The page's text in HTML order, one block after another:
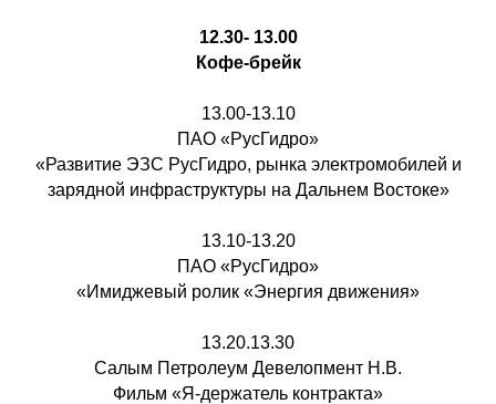
12.30- 13.00
Кофе-брейк
13.00-13.10
ПАО «РусГидро»
«Развитие ЭЗС РусГидро, рынка электромобилей и
зарядной инфраструктуры на Дальнем Востоке»
13.10-13.20
ПАО «РусГидро»
«Имиджевый ролик «Энергия движения»
13.20.13.30
Салым Петролеум Девелопмент Н.В.
Фильм «Я-держатель контракта»